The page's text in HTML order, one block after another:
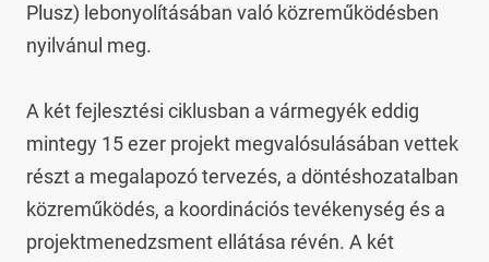
Plusz) lebonyolításában való közreműködésben
nyilvánul meg.
A két fejlesztési ciklusban a vármegyék eddig
mintegy 15 ezer projekt megvalósulásában vettek
részt a megalapozó tervezés, a döntéshozatalban
közreműködés, a koordinációs tevékenység és a
projektmenedzsment ellátása révén. A két